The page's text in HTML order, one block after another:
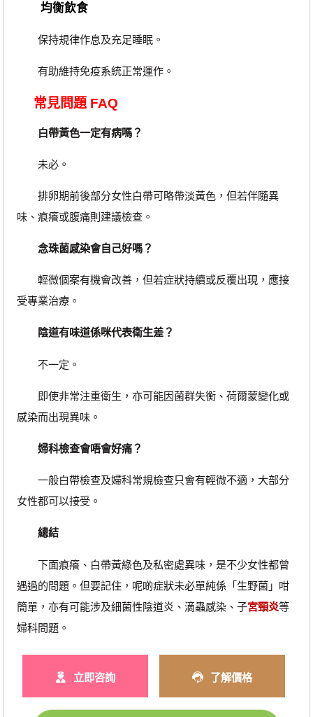
均衡飲食
保持規律作息及充足睡眠。
有助維持免疫系統正常運作。
常見問題 FAQ
白帶黃色一定有病嗎？
未必。
排卵期前後部分女性白帶可略帶淡黃色，但若伴隨異
味、痕癢或腹痛則建議檢查。
念珠菌感染會自己好嗎？
輕微個案有機會改善，但若症狀持續或反覆出現，應接
受專業治療。
陰道有味道係咪代表衛生差？
不一定。
即使非常注重衛生，亦可能因菌群失衡、荷爾蒙變化或
感染而出現異味。
婦科檢查會唔會好痛？
一般白帶檢查及婦科常規檢查只會有輕微不適，大部分
女性都可以接受。
總結
下面痕癢、白帶黃綠色及私密處異味，是不少女性都曾
遇過的問題。但要記住，呢啲症狀未必單純係「生野菌」咁
簡單，亦有可能涉及細菌性陰道炎、滴蟲感染、子宮頸炎等
婦科問題。
立即咨詢 了解價格